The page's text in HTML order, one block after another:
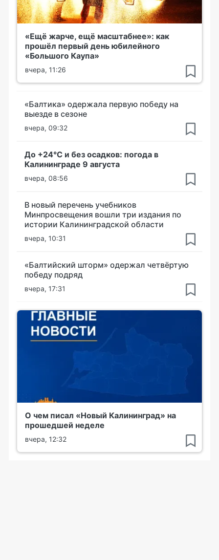
«Ещё жарче, ещё масштабнее»: как
прошёл первый день юбилейного
«Большого Каупа»
вчера, 11:26
«Балтика» одержала первую победу на
выезде в сезоне
вчера, 09:32
До +24°С и без осадков: погода в
Калининграде 9 августа
вчера, 08:56
В новый перечень учебников
Минпросвещения вошли три издания по
истории Калининградской области
вчера, 10:31
«Балтийский шторм» одержал четвёртую
победу подряд
вчера, 17:31
О чем писал «Новый Калининград» на
прошедшей неделе
вчера, 12:32